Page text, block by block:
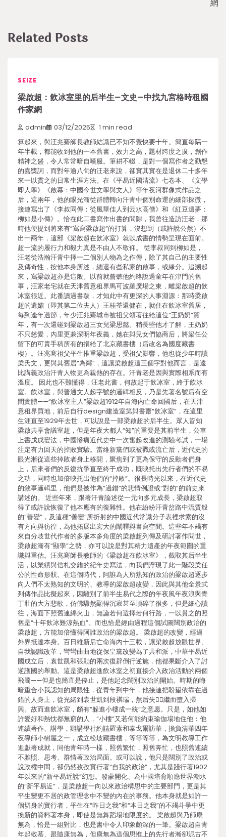
網
Related Posts
SEIZE
梁啟超：飲冰室里的后半生–文史–中找九宮格時租國
作家網
admin 03/12/2025 1 min read
算起來，與汪兆騫師長教師結識已不知不覺快要十年。簡直每隔一
年半載，都能收到他的一本舊書，效力之高，題材跨度之廣，創作
精神之盛，令人常常暗自嘆服。筆耕不輟，是對一個寫作者之勤懇
的嘉獎詞，而對年逾八旬的汪老來說，卻實其實在是退休二十多年
來一以貫之的日常生涯方法。在《平易近國清流》七卷本、《文學
即人學》《啟幕：中國今世文學與文人》等年夜河群像式作品之
后，這兩年，他的眼光漸從群體轉向汗青中個別命運的細部探微，
接連寫出了《李叔同傳：從風華佳人到云水高僧》和《紅豆遺夢：
柳如是小傳》。恰在此二書寫作出書的間隙，我曾往造訪汪老，那
時他便提到將來有“寫寫梁啟超”的打算，沒想到（或許說公然）不
出一兩年，這部《梁啟超在飲冰室》就以成書的情勢呈現在面前。
超一流的履行力和毅力真是不由人不敬仰。 從李叔同到柳如是，
汪老從浩瀚汗青中擇一二個別人物為之作傳，除了其自己的主要性
及傳奇性，按他本身所述，總還有些私家的啟事，或緣分。追溯起
來，寫梁啟超亦是這般。以前就曾聽他約略說過童年在津門的舊
事，汪家老宅就在天津舊意租界馬可波羅廣場之東，離梁啟超的飲
冰室很近。此番讀過書跋，才知此中有更深的人事淵源：那時梁啟
超的遺孀（即其第二位夫人）王桂荃還健在，就住在飲冰室舊居，
每到逢年過節，年少汪兆騫城市被祖父領著往給這位“王奶奶”賀
年，有一次還碰到梁啟超三女兒梁思懿。稍長些他才了解，王奶奶
不只慈愛，內里更兼深明年夜義，她在與兒女們協商后，將梁任公
留下的可貴手稿所有的捐給了北京藏書樓（后改名為國度藏書
樓）。汪兆騫祖父平生推重梁啟超，受祖父影響，他也從少年時讀
梁氏文，更與其舊居“為鄰”，這讓梁啟超這三個字對他而言，是遠
比講義政治汗青人物更為親熱的存在。汗青老是因與實際相系而有
溫度。 因此也不難懂得，汪老此書，何故起于飲冰室，終于飲冰
室。飲冰室，與普通文人起字號的邏輯相反，乃是先著名號后有空
間實體——“飲冰室主人”梁啟超1912年自海內亡命回國后，在天津
意租界買地，前后自行design建造室第與書齋“飲冰室”，在這里
生涯直至1929年去世，可以說是一部梁啟超的后半生。眾人皆知
梁啟共享會議室超，但是年夜大都人“知”的重要是其前半生，公車
上書戊戌變法，中國慘痛近代史中一次奮起改進的測驗考試，一場
注定有力回天的掉敗實驗。當維新黨們或被戮或流亡后，近代史的
眼光漸從這些掉敗者身上移開，聚焦到了更為保守的反動者們身
上，后來者們的反復抗爭直至終于成功，既映托出先行者們的不易
之功，同時也加倍映托出他們的“掉敗”。很長時光以來，在近代史
的敘事邏輯里，他們是被作為“過錯”的悲情例證或“對的”的前史來
講述的。 近些年來，跟著汗青論述從一元向多元成長，梁啟超取
得了或許說恢復了他本應有的復雜性。他在紛紛汗青岔路中流質般
的“善變”，及這種“善變”所折射的中國近代常識分子表裡求索的沒
有方向與彷徨，為他拓展出宏大的闡釋與書寫空間。這些年不竭有
來自分歧世代作者的多版本多角度的梁啟超列傳及研討著作問世，
梁啟超漸有“顯學”之勢，亦可以說是對其精力遺產的年夜範圍的重
識與重估。汪兆騫師長教師的《梁啟超在飲冰室》，截取其后半生
活，以業績與信札交錯的紀年史寫法，向我們浮現了此一階段梁任
公的性命形狀。在這個時代，阿誰為人所熟知的政治的梁啟超逐步
向人們不太熟知的文明的、教導的梁啟超改變，因此與其他全景式
列傳作品比擬起來，因離別了前半生易代之際的年夜風年夜浪與青
丁壯的大方悲歌，仿佛驟然顯得沉寂甚至瑣碎了很多，但是細心讀
往，海面下照舊連綿火山，無論若何選擇若何行路，一以貫之的照
舊是“十年飲冰難涼熱血”。而也恰是經由過程這個試圖闊別政治的
梁啟超，方能加倍懂得阿誰政治的梁啟超。 梁啟超的改變，經過
外界抵達本身。百日維新后亡命海內十三載，讓梁啟超放眼世界、
自我認識改革，彎彎曲曲地從保皇黨改變為了共和派，中華平易近
國成立后，袁世凱和張勛的兩次復辟倒行逆施，他都果斷介入了討
逆護國的舉動。這是梁啟超進飲冰室之初直接介入政治活動的兩個
飛騰——但是也簡直是停止，是他起念闊別政治的開始。時期的晦
暗重合小我認知的局限性，從青年到中年，他接連把盼望依靠在過
錯的人身上，從光緒到袁世凱到段祺瑞，然后失，繼而墮入掃
興。故而進飲冰室，頗有“躲進小樓成一統”之意愿。只是，如他如
許愛好和熱忱都無窮的人，“小樓”又若何能約束瑜伽場地住他：他
連續著作、講學，辦講學社約請羅素和泰戈爾訪華，擔負清華四年
夜導師小樹屋之一，成立松坡藏書樓，等等等等，為文明教導工作
進獻著成就，同他青年時一樣，照舊繁忙，照舊奔忙，也照舊連續
不雅照、思考、群情著政治局面。或可以說，他只是闊別了政治或
說政權中間，卻仍然孜孜實行著“自我的政治”，尤其是踐行著1902
年以來的“新平易近說”幻想。發蒙開化、為中國培育順應世界潮水
的“新平易近”，是梁啟超一向以來政治構思中的主要部門，更是其
平生變更不居的政管理念中不變的內在的事務。他本身就是如許一
個切身的實行者，平生在“昨日之我”和“本日之我”的不竭斗爭中更
換新的資料著本身，即使是無舞蹈場地限度的。 梁啟超與乃師康
無為，恰是一組對比，也是書中令人印象頗深的一筆。梁啟超自青
年起敬慕、跟隨康無為，但康無為這個思惟上的先行者漸卻泥古不